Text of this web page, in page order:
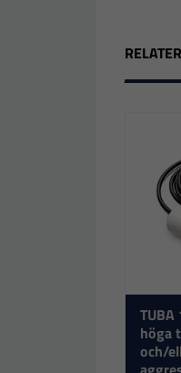
höga
och/